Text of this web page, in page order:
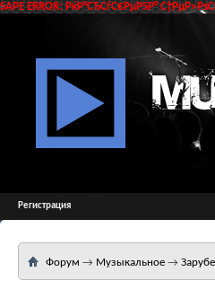
SAPE ERROR: РќР°СЂСѓС€РµРЅР°
Регистрация
Форум → Музыкальное →